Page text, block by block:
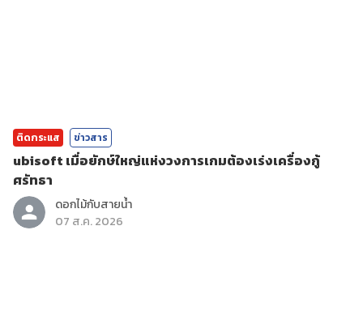
ติดกระแส ข่าวสาร
ubisoft เมื่อยักษ์ใหญ่แห่งวงการเกมต้องเร่งเครื่องกู้
ศรัทธา
ดอกไม้กับสายน้ำ
07 ส.ค. 2026